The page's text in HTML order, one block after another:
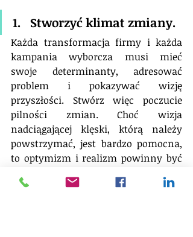
1.   Stworzyć klimat zmiany.
Każda transformacja firmy i każda
kampania wyborcza musi mieć
swoje determinanty, adresować
problem i pokazywać wizję
przyszłości. Stwórz więc poczucie
pilności zmian. Choć wizja
nadciągającej klęski, którą należy
powstrzymać, jest bardzo pomocna,
to optymizm i realizm powinny być